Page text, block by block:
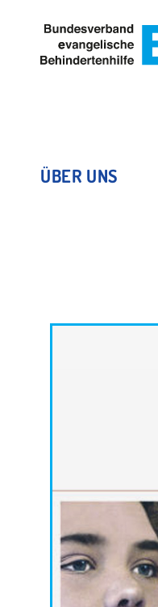
ÜBER UNS